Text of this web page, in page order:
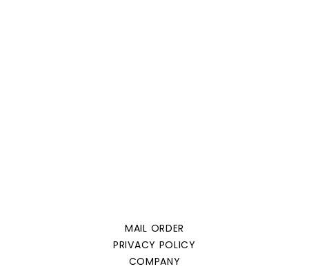
MAIL ORDER
PRIVACY POLICY
COMPANY